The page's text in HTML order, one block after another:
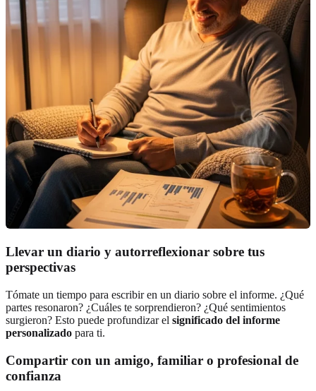
Llevar un diario y autorreflexionar sobre tus
perspectivas
Tómate un tiempo para escribir en un diario sobre el informe. ¿Qué
partes resonaron? ¿Cuáles te sorprendieron? ¿Qué sentimientos
surgieron? Esto puede profundizar el significado del informe
personalizado para ti.
Compartir con un amigo, familiar o profesional de
confianza